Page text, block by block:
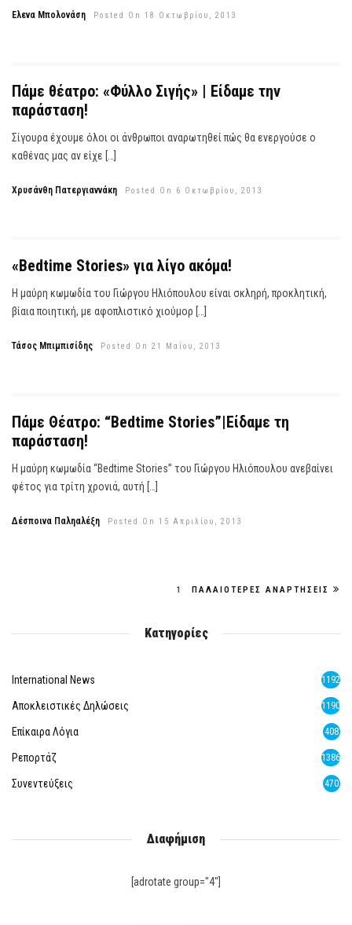
Έλενα Μπολονάση Posted On 18 Οκτωβρίου, 2013
Πάμε θέατρο: «Φύλλο Σιγής» | Είδαμε την
παράσταση!
Σίγουρα έχουμε όλοι οι άνθρωποι αναρωτηθεί πώς θα ενεργούσε ο
καθένας μας αν είχε […]
Χρυσάνθη Πατεργιαννάκη Posted On 6 Οκτωβρίου, 2013
«Bedtime Stories» για λίγο ακόμα!
Η μαύρη κωμωδία του Γιώργου Ηλιόπουλου είναι σκληρή, προκλητική,
βίαια ποιητική, με αφοπλιστικό χιούμορ […]
Τάσος Μπιμπισίδης Posted On 21 Μαΐου, 2013
Πάμε Θέατρο: “Bedtime Stories”|Είδαμε τη
παράσταση!
Η μαύρη κωμωδία “Bedtime Stories” του Γιώργου Ηλιόπουλου ανεβαίνει
φέτος για τρίτη χρονιά, αυτή […]
Δέσποινα Παληαλέξη Posted On 15 Απριλίου, 2013
1 ΠΑΛΑΙΌΤΕΡΕΣ ΑΝΑΡΤΉΣΕΙΣ
Κατηγορίες
International News 1192
Αποκλειστικές Δηλώσεις 1190
Επίκαιρα Λόγια 408
Ρεπορτάζ 1386
Συνεντεύξεις 470
Διαφήμιση
[adrotate group="4"]